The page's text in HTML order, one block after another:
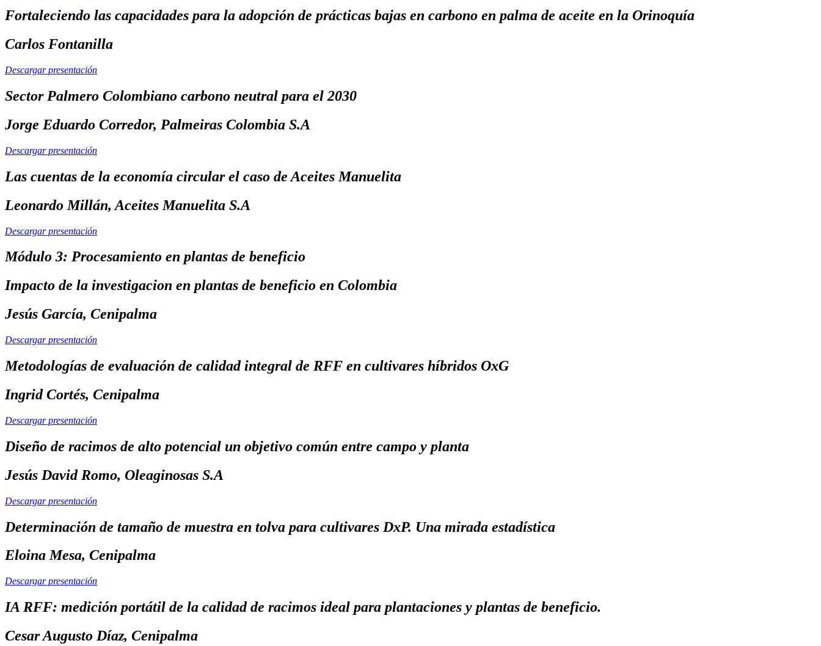
Fortaleciendo las capacidades para la adopción de prácticas bajas en carbono en palma de aceite en la Orinoquía
Carlos Fontanilla
Descargar presentación
Sector Palmero Colombiano carbono neutral para el 2030
Jorge Eduardo Corredor, Palmeiras Colombia S.A
Descargar presentación
Las cuentas de la economía circular el caso de Aceites Manuelita
Leonardo Millán, Aceites Manuelita S.A
Descargar presentación
Módulo 3: Procesamiento en plantas de beneficio
Impacto de la investigacion en plantas de beneficio en Colombia
Jesús García, Cenipalma
Descargar presentación
Metodologías de evaluación de calidad integral de RFF en cultivares híbridos OxG
Ingrid Cortés, Cenipalma
Descargar presentación
Diseño de racimos de alto potencial un objetivo común entre campo y planta
Jesús David Romo, Oleaginosas S.A
Descargar presentación
Determinación de tamaño de muestra en tolva para cultivares DxP. Una mirada estadística
Eloina Mesa, Cenipalma
Descargar presentación
IA RFF: medición portátil de la calidad de racimos ideal para plantaciones y plantas de beneficio.
Cesar Augusto Díaz, Cenipalma